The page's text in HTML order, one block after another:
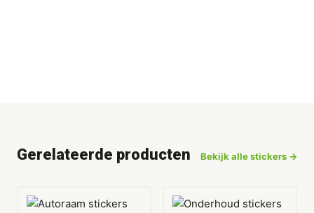
Gerelateerde producten Bekijk alle stickers →